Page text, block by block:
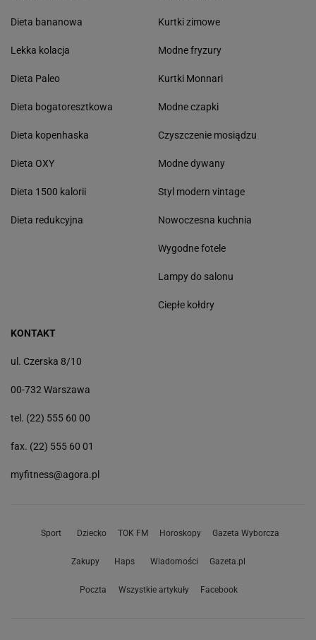
Dieta bananowa
Lekka kolacja
Dieta Paleo
Dieta bogatoresztkowa
Dieta kopenhaska
Dieta OXY
Dieta 1500 kalorii
Dieta redukcyjna
Kurtki zimowe
Modne fryzury
Kurtki Monnari
Modne czapki
Czyszczenie mosiądzu
Modne dywany
Styl modern vintage
Nowoczesna kuchnia
Wygodne fotele
Lampy do salonu
Ciepłe kołdry
KONTAKT
ul. Czerska 8/10
00-732 Warszawa
tel. (22) 555 60 00
fax. (22) 555 60 01
myfitness@agora.pl
Sport Dziecko TOK FM Horoskopy Gazeta Wyborcza
Zakupy Haps Wiadomości Gazeta.pl
Poczta Wszystkie artykuły Facebook